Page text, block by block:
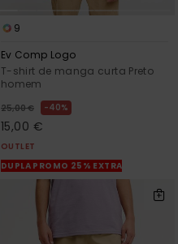
9
Ev Comp Logo
T-shirt de manga curta Preto
homem
25,00 € 40%
15,00 €
OUTLET
DUPLA PROMO 25% EXTRA